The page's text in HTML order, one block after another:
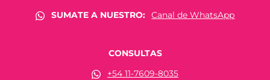
SUMATE A NUESTRO:
Canal de WhatsApp
CONSULTAS
+54 11-7609-8035